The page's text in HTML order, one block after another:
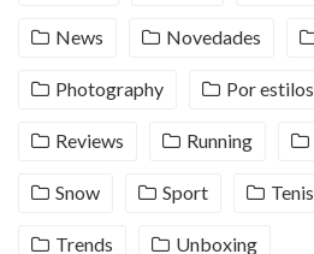
News Novedades
Photography Por estilos
Reviews Running
Snow Sport Tenis
Trends Unboxing